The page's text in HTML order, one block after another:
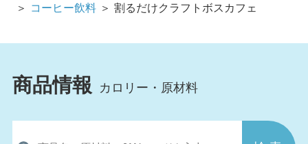
＞
コーヒー飲料 ＞ 割るだけクラフトボスカフェ
商品情報 カロリー・原材料